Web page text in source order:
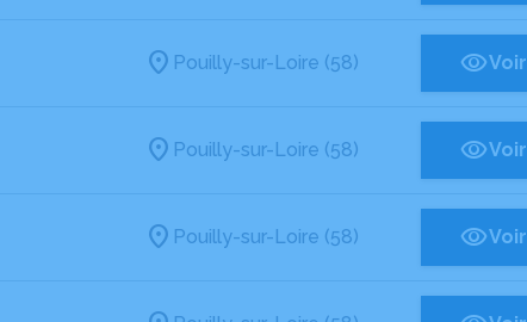
Pouilly-sur-Loire (58) Voir
Pouilly-sur-Loire (58) Voir
Pouilly-sur-Loire (58) Voir